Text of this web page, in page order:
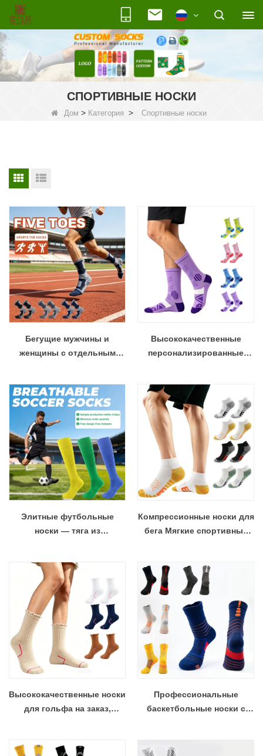
СПОРТИВНЫЕ НОСКИ
Дом > Категория > Спортивные носки
Бегущие мужчины и
женщины с отдельным
Высококачественные
персонализированные
высокопроизводительные
спортивные носки,
подходящие для
командных клубов OEM
Элитные футбольные
носки — тяга из
носок — оптом по
индивидуальному дизайну
Компрессионные носки для
бега Мягкие спортивные
Высококачественные носки
для гольфа на заказ,
высокопроизводительные
Профессиональные
баскетбольные носки с
быстросохнущие